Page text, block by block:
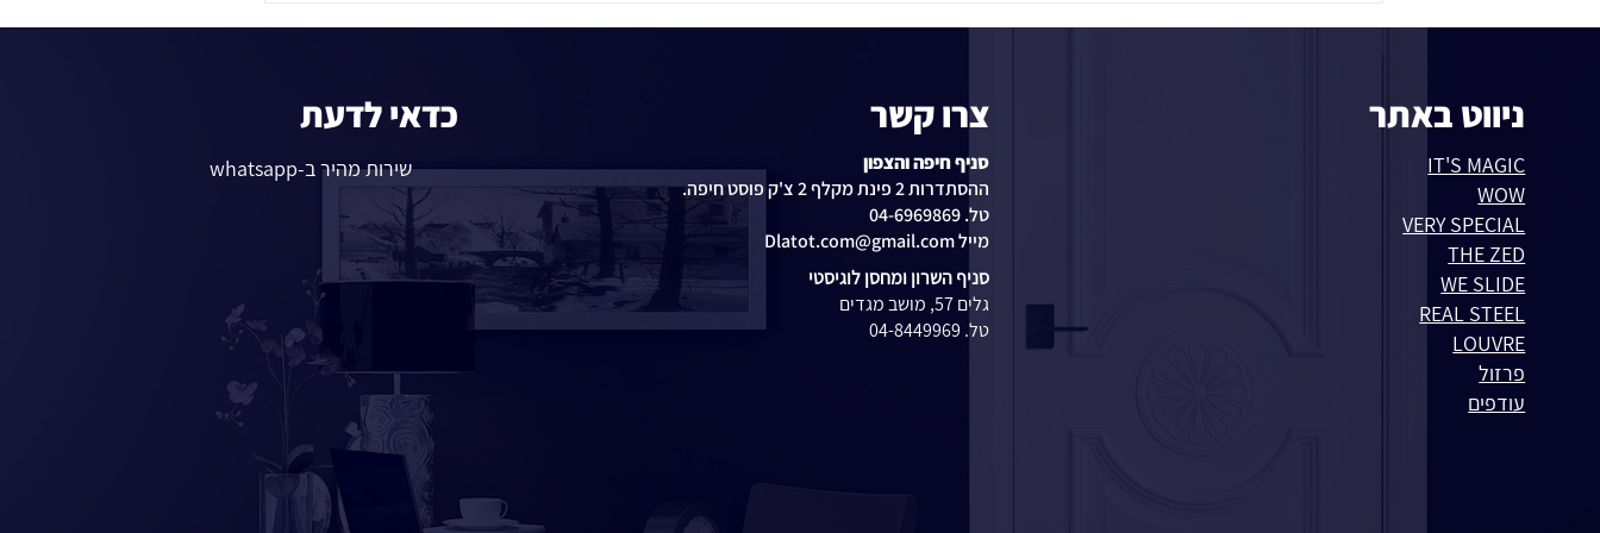
כדאי לדעת
שירות מהיר ב-whatsapp
צרו קשר
סניף חיפה והצפון
ההסתדרות 2 פינת מקלף 2 צ'ק פוסט חיפה.
טל. 04-6969869
מייל Dlatot.com@gmail.com
סניף השרון ומחסן לוגיסטי
גלים 57, מושב מגדים
טל. 04-8449969
ניווט באתר
IT'S MAGIC
WOW
VERY SPECIAL
THE ZED
WE SLIDE
REAL STEEL
LOUVRE
פרזול
עודפים